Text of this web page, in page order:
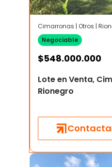
Cimarronas | Otros |
Negociable
$548.000.000
Lote en Venta,
Rionegro